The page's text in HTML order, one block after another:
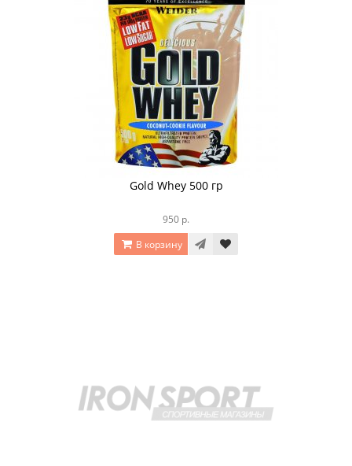
Gold Whey 500 гр
950 р.
В корзину